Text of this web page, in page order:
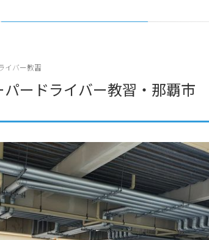
イバー教習
パードライバー教習・那覇市